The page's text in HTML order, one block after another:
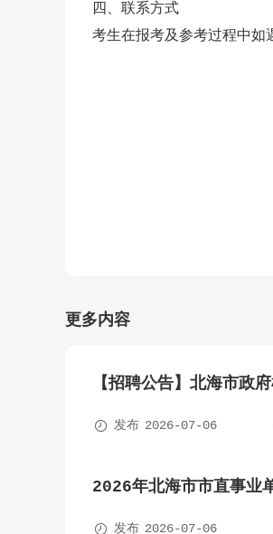
四、联系方式
考生在报考及参考过程中
更多内容
【招聘公告】北海市政
 发布 2026-07-06
2026年北海市市直事业
 发布 2026-07-06